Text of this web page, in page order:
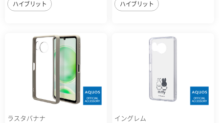
ハイブリット ハイブリット
ラスタバナナ
イングレム